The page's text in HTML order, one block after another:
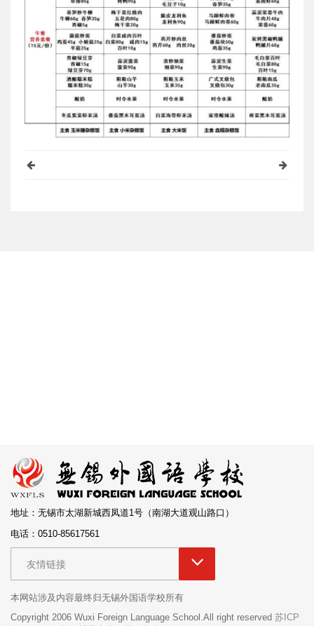
地址：无锡市太湖新城西凤道1号（南湖大道观山路口）
电话：0510-85617561
友情链接
本网站涉及内容最终归无锡外国语学校所有
Copyright 2006 Wuxi Foreign Language School.All right reserved 苏ICP